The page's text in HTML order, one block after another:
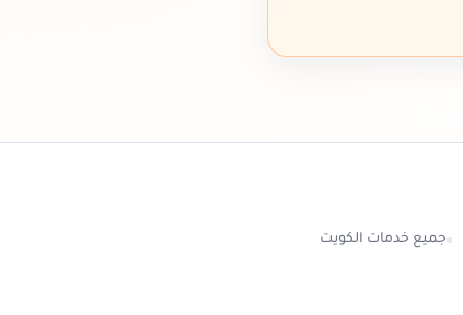
جميع خدمات الكويت